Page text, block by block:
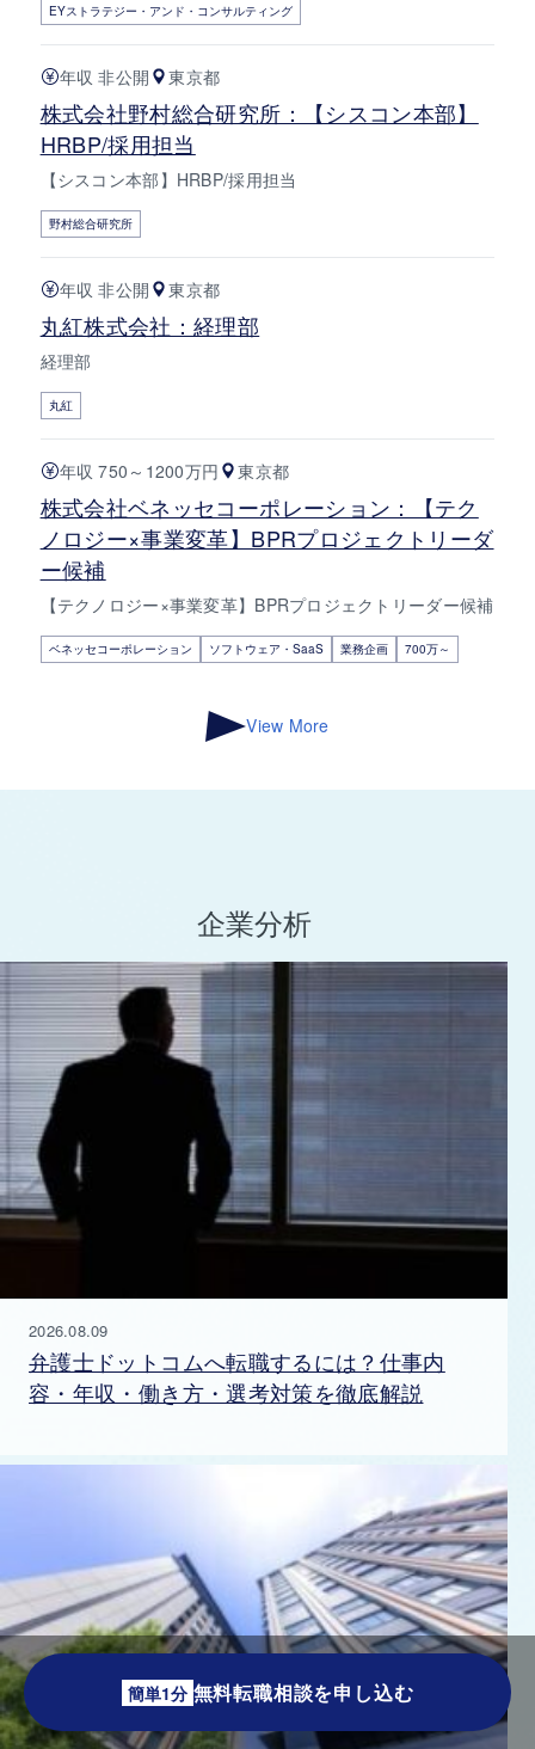
EYストラテジー・アンド・コンサルティング
年収 非公開 東京都
株式会社野村総合研究所：【シスコン本部】
HRBP/採用担当
【シスコン本部】HRBP/採用担当
野村総合研究所
年収 非公開 東京都
丸紅株式会社：経理部
経理部
丸紅
年収 750～1200万円 東京都
株式会社ベネッセコーポレーション：【テク
ノロジー×事業変革】BPRプロジェクトリーダ
ー候補
【テクノロジー×事業変革】BPRプロジェクトリーダー候補
ベネッセコーポレーション ソフトウェア・SaaS 業務企画 700万～
View More
企業分析
2026.08.09
弁護士ドットコムへ転職するには？仕事内
容・年収・働き方・選考対策を徹底解説
簡単1分 無料転職相談を申し込む